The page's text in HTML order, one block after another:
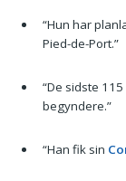
“Hun har
Pied-de-Port.”
“De sidste 115
begyndere.”
“Han fik sin